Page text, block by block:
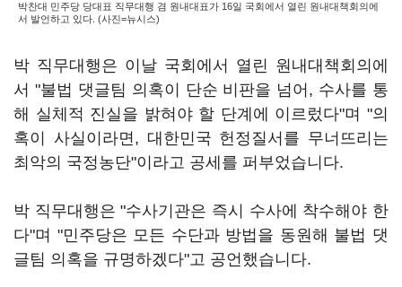
박찬대 민주당 당대표 직무대행 겸 원내대표가 16일 국회에서 열린 원내대책회의에
서 발언하고 있다. (사진=뉴시스)
박 직무대행은 이날 국회에서 열린 원내대책회의에
서 "불법 댓글팀 의혹이 단순 비판을 넘어, 수사를 통
해 실체적 진실을 밝혀야 할 단계에 이르렀다"며 "의
혹이 사실이라면, 대한민국 헌정질서를 무너뜨리는
최악의 국정농단"이라고 공세를 퍼부었습니다.
박 직무대행은 "수사기관은 즉시 수사에 착수해야 한
다"며 "민주당은 모든 수단과 방법을 동원해 불법 댓
글팀 의혹을 규명하겠다"고 공언했습니다.